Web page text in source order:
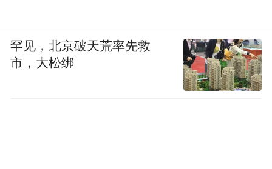
罕见，北京破天荒率先救
市，大松绑